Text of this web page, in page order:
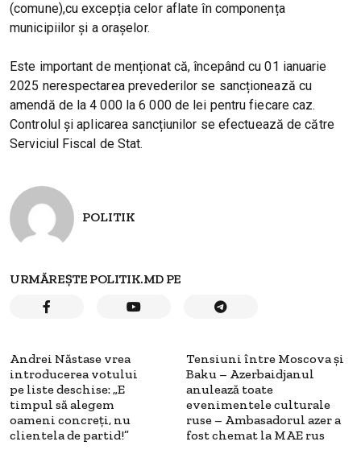
(comune),cu excepția celor aflate în componența
municipiilor și a orașelor.
Este important de menționat că, începând cu 01 ianuarie
2025 nerespectarea prevederilor se sancționează cu
amendă de la 4 000 la 6 000 de lei pentru fiecare caz.
Controlul și aplicarea sancțiunilor se efectuează de către
Serviciul Fiscal de Stat.
POLITIK
URMĂREȘTE POLITIK.MD PE
Andrei Năstase vrea
introducerea votului
pe liste deschise: „E
timpul să alegem
oameni concreți, nu
clientela de partid!”
Tensiuni între Moscova și
Baku – Azerbaidjanul
anulează toate
evenimentele culturale
ruse – Ambasadorul azer a
fost chemat la MAE rus